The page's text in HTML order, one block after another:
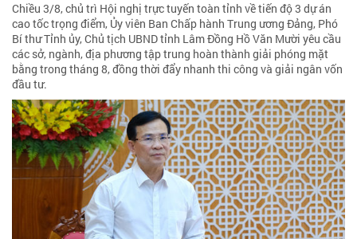
Chiều 3/8, chủ trì Hội nghị trực tuyến toàn tỉnh về tiến độ 3 dự án
cao tốc trọng điểm, Ủy viên Ban Chấp hành Trung ương Đảng, Phó
Bí thư Tỉnh ủy, Chủ tịch UBND tỉnh Lâm Đồng Hồ Văn Mười yêu cầu
các sở, ngành, địa phương tập trung hoàn thành giải phóng mặt
bằng trong tháng 8, đồng thời đẩy nhanh thi công và giải ngân vốn
đầu tư.